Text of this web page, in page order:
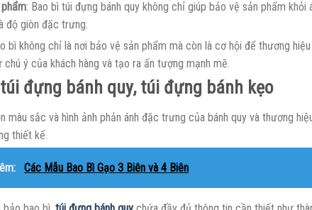
: Bao bì túi đựng bánh quy không chỉ giúp bảo vệ sản phẩm khỏi
độ giòn đặc trưng.
bì không chỉ là nơi bảo vệ sản phẩm mà còn là cơ hội để thương
ý của khách hàng và tạo ra ấn tượng mạnh mẽ.
đựng bánh quy, túi đựng bánh kẹo
màu sắc và hình ảnh phản ánh đặc trưng của bánh quy và thương
thiết kế.
Các Mẫu Bao Bì Gạo 3 Biên và 4 Biên